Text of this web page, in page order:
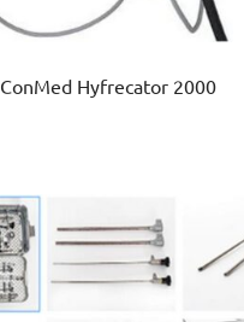
ConMed Hyfrecator 2000